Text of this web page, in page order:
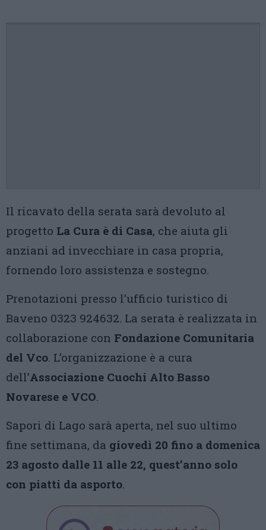
Il ricavato della serata sarà devoluto al
progetto La Cura è di Casa, che aiuta gli
anziani ad invecchiare in casa propria,
fornendo loro assistenza e sostegno.
Prenotazioni presso l’ufficio turistico di
Baveno 0323 924632. La serata è realizzata in
collaborazione con Fondazione Comunitaria
del Vco. L’organizzazione è a cura
dell’Associazione Cuochi Alto Basso
Novarese e VCO.
Sapori di Lago sarà aperta, nel suo ultimo
fine settimana, da giovedì 20 fino a domenica
23 agosto dalle 11 alle 22, quest’anno solo
con piatti da asporto.